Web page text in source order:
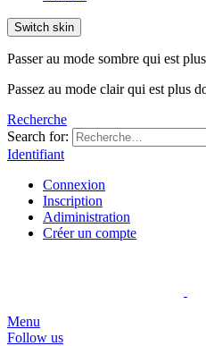
Switch skin
Passer au mode sombre qui est
Passez au mode clair qui est plus
Recherche
Search for:
Identifiant
Connexion
Inscription
Adiministration
Créer un compte
Menu
Follow us